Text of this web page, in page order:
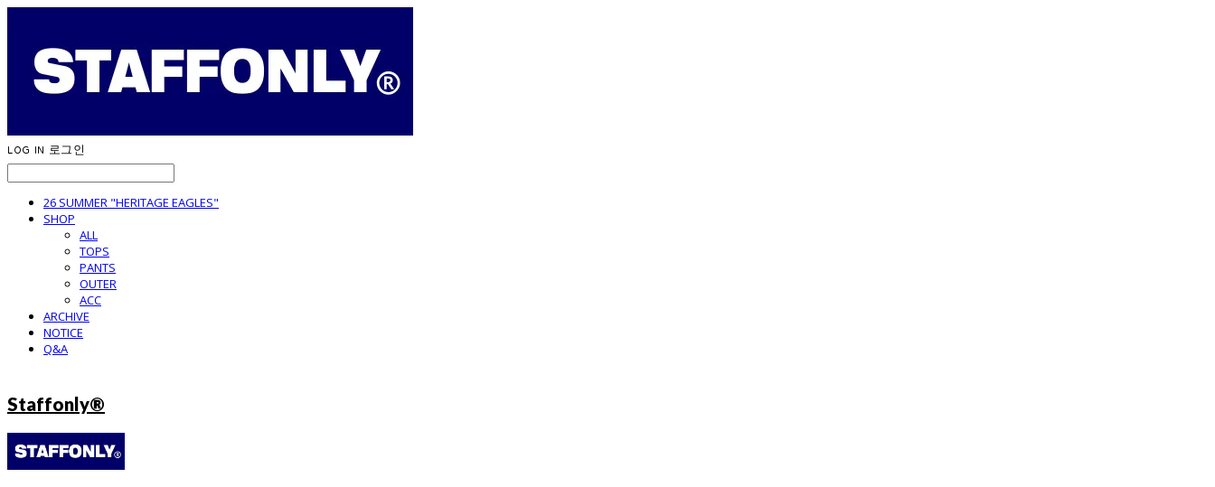
LOG IN 로그인
26 SUMMER "HERITAGE EAGLES"
SHOP
ALL
TOPS
PANTS
OUTER
ACC
ARCHIVE
NOTICE
Q&A
Staffonly®